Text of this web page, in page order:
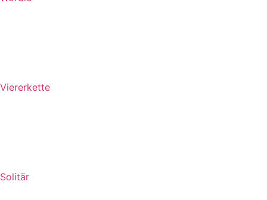
Viererkette
Solitär